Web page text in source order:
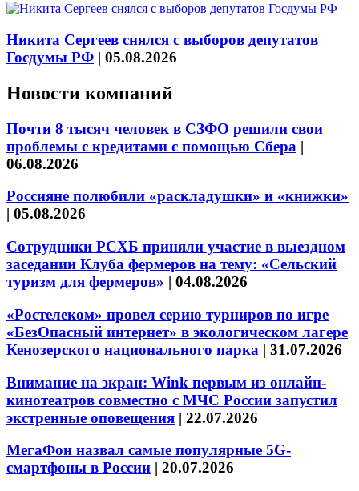
Никита Сергеев снялся с выборов депутатов
Госдумы РФ | 05.08.2026
Новости компаний
Почти 8 тысяч человек в СЗФО решили свои
проблемы с кредитами с помощью Сбера |
06.08.2026
Россияне полюбили «раскладушки» и «книжки»
| 05.08.2026
Сотрудники РСХБ приняли участие в выездном
заседании Клуба фермеров на тему: «Сельский
туризм для фермеров» | 04.08.2026
«Ростелеком» провел серию турниров по игре
«БезОпасный интернет» в экологическом лагере
Кенозерского национального парка | 31.07.2026
Внимание на экран: Wink первым из онлайн-
кинотеатров совместно с МЧС России запустил
экстренные оповещения | 22.07.2026
МегаФон назвал самые популярные 5G-
смартфоны в России | 20.07.2026